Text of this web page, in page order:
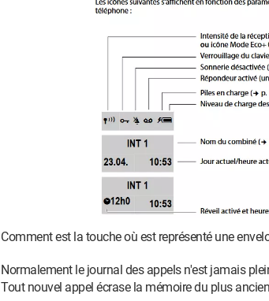
Comment est la touche où est représenté une
Normalement le journal des appels n'est jamais
Tout nouvel appel écrase la mémoire du plus